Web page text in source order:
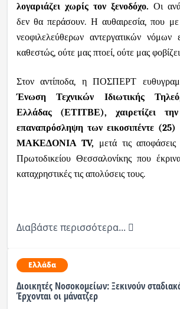
λογαριάζει χωρίς τον ξενοδόχο.Οι
δεν θα περάσουν. Η αυθαιρεσία, που
νεοφιλελεύθερων αντεργατικών νόμων
καθεστώς, ούτε μας πτοεί, ούτε μας
Στον αντίποδα, η ΠΟΣΠΕΡΤ
Ένωση Τεχνικών Ιδιωτικής
Ελλάδας (ΕΤΙΤΒΕ), χαιρετίζει
επαναπρόσληψη των εικοσιπέντε
ΜΑΚΕΔΟΝΙΑTV, μετά τις
Πρωτοδικείου Θεσσαλονίκης που
καταχρηστικές τις απολύσεις τους.
Διαβάστε περισσότερα...
Ελλάδα
Διοικητές Νοσοκομείων: Ξεκινούν
Έρχονται οι μάνατζερ